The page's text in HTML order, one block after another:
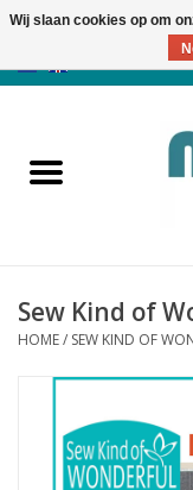
Producten
Nieuws
Herfst & Halloween
Koopjeshoek
Sew Kind of
HOME/ SEW KIND OF
Wij slaan cookies op om